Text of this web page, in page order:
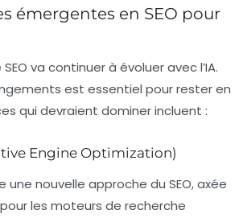
émergentes en SEO pour
SEO va continuer à évoluer avec l’IA.
est essentiel pour rester en
qui devraient dominer incluent :
Engine Optimization)
une nouvelle approche du SEO, axée
les moteurs de recherche